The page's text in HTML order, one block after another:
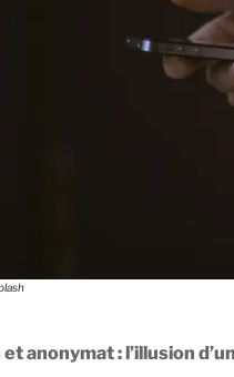
anonymat : l’illusion